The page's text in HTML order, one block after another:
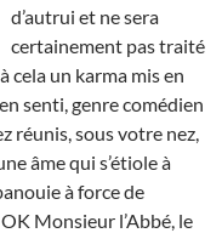
d’autrui et ne sera
certainement pas traité
cela un karma mis en
senti, genre comédien
réunis, sous votre nez,
âme qui s’étiole à
à force de
Monsieur l’Abbé, le